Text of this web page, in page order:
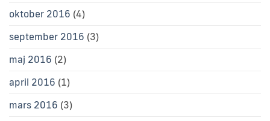
oktober 2016 (4)
september 2016 (3)
maj 2016 (2)
april 2016 (1)
mars 2016 (3)